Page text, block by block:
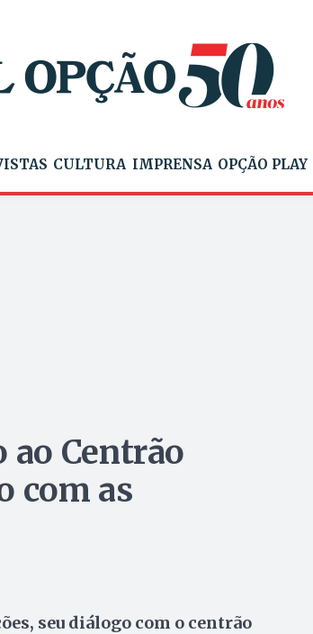
CULTURA IMPRENSA OPÇÃO PLAY
ao Centrão
com as
seu diálogo com o centrão